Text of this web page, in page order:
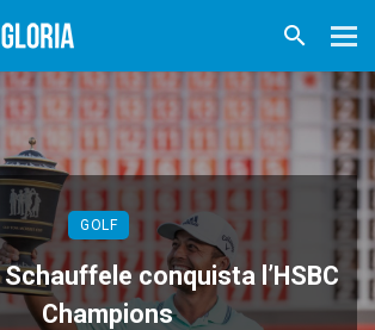
GOLF
Schauffele conquista l’HSBC
Champions